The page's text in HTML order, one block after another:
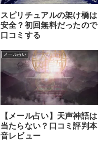
スピリチュアルの架け橋は
安全？初回無料だったので
口コミする
メール占い
【メール占い】天声神語は
当たらない？口コミ評判本
音レビュー